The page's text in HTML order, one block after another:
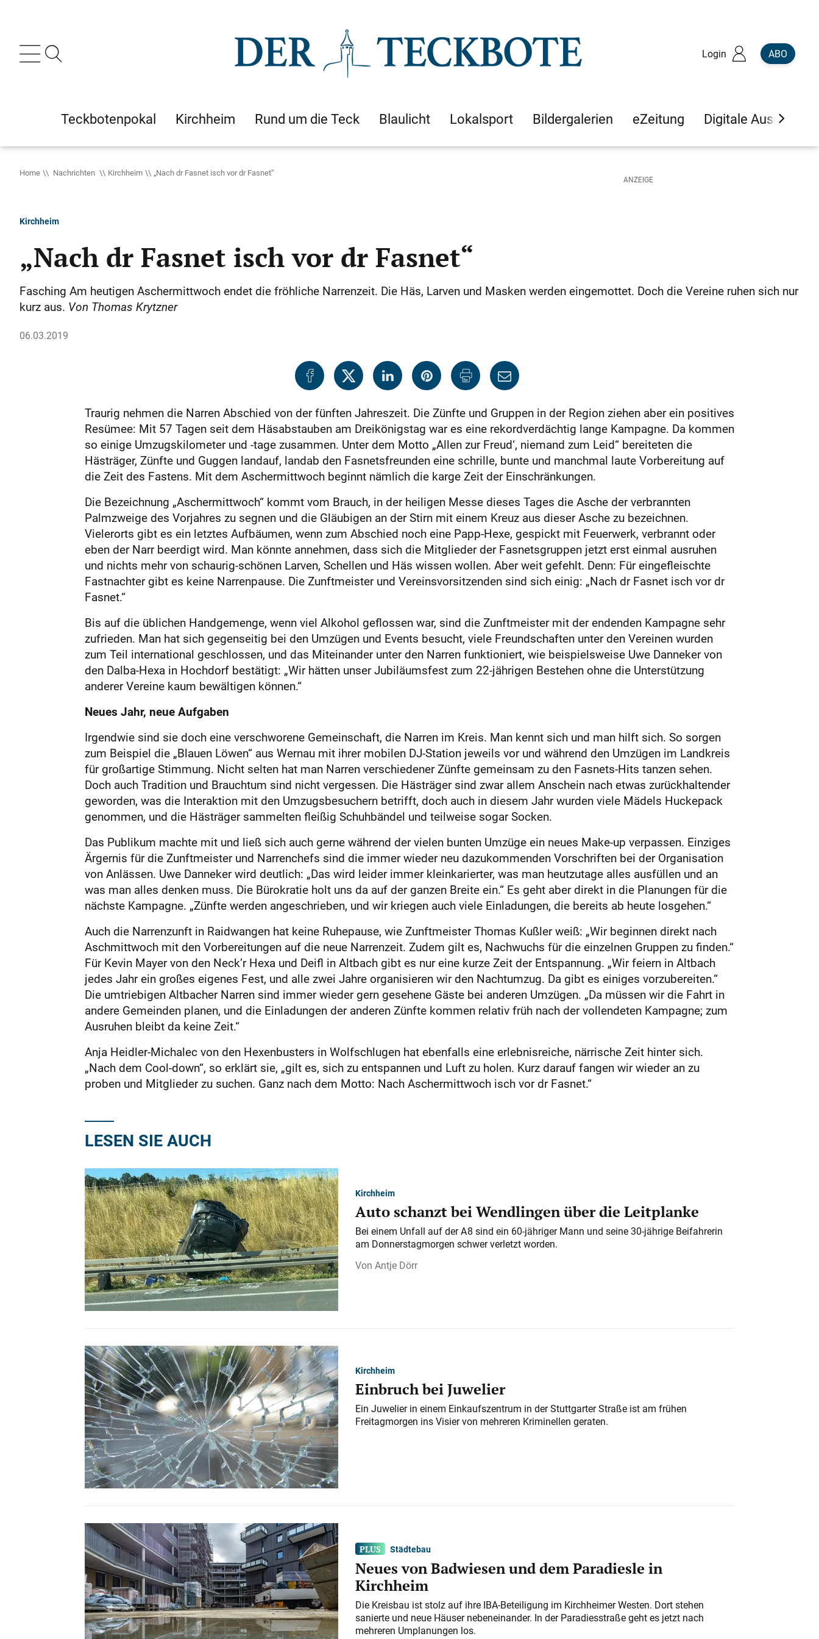
Login ABO
Teckbotenpokal Kirchheim Rund um die Teck Blaulicht Lokalsport Bildergalerien eZeitung Digitale Ausgaben
Home Nachrichten Kirchheim „Nach dr Fasnet isch vor dr Fasnet“
Kirchheim
„Nach dr Fasnet isch vor dr Fasnet“
Fasching Am heutigen Aschermittwoch endet die fröhliche Narrenzeit. Die Häs, Larven und Masken werden eingemottet. Doch die Vereine ruhen sich nur
kurz aus. Von Thomas Krytzner
06.03.2019
Traurig nehmen die Narren Abschied von der fünften Jahreszeit. Die Zünfte und Gruppen in der Region ziehen aber ein positives
Resümee: Mit 57 Tagen seit dem Häsabstauben am Dreikönigstag war es eine rekordverdächtig lange Kampagne. Da kommen
so einige Umzugskilometer und -tage zusammen. Unter dem Motto „Allen zur Freud‘, niemand zum Leid“ bereiteten die
Hästräger, Zünfte und Guggen landauf, landab den Fasnetsfreunden eine schrille, bunte und manchmal laute Vorbereitung auf
die Zeit des Fastens. Mit dem Aschermittwoch beginnt nämlich die karge Zeit der Einschränkungen.
Die Bezeichnung „Aschermittwoch“ kommt vom Brauch, in der heiligen Messe dieses Tages die Asche der verbrannten
Palmzweige des Vorjahres zu segnen und die Gläubigen an der Stirn mit einem Kreuz aus dieser Asche zu bezeichnen.
Vielerorts gibt es ein letztes Aufbäumen, wenn zum Abschied noch eine Papp-Hexe, gespickt mit Feuerwerk, verbrannt oder
eben der Narr beerdigt wird. Man könnte annehmen, dass sich die Mitglieder der Fasnetsgruppen jetzt erst einmal ausruhen
und nichts mehr von schaurig-schönen Larven, Schellen und Häs wissen wollen. Aber weit gefehlt. Denn: Für eingefleischte
Fastnachter gibt es keine Narrenpause. Die Zunftmeister und Vereinsvorsitzenden sind sich einig: „Nach dr Fasnet isch vor dr
Fasnet.“
Bis auf die üblichen Handgemenge, wenn viel Alkohol geflossen war, sind die Zunftmeister mit der endenden Kampagne sehr
zufrieden. Man hat sich gegenseitig bei den Umzügen und Events besucht, viele Freundschaften unter den Vereinen wurden
zum Teil international geschlossen, und das Miteinander unter den Narren funktioniert, wie beispielsweise Uwe Danneker von
den Dalba-Hexa in Hochdorf bestätigt: „Wir hätten unser Jubiläumsfest zum 22-jährigen Bestehen ohne die Unterstützung
anderer Vereine kaum bewältigen können.“
Neues Jahr, neue Aufgaben
Irgendwie sind sie doch eine verschworene Gemeinschaft, die Narren im Kreis. Man kennt sich und man hilft sich. So sorgen
zum Beispiel die „Blauen Löwen“ aus Wernau mit ihrer mobilen DJ-Station jeweils vor und während den Umzügen im Landkreis
für großartige Stimmung. Nicht selten hat man Narren verschiedener Zünfte gemeinsam zu den Fasnets-Hits tanzen sehen.
Doch auch Tradition und Brauchtum sind nicht vergessen. Die Hästräger sind zwar allem Anschein nach etwas zurückhaltender
geworden, was die Interaktion mit den Umzugsbesuchern betrifft, doch auch in diesem Jahr wurden viele Mädels Huckepack
genommen, und die Hästräger sammelten fleißig Schuhbändel und teilweise sogar Socken.
Das Publikum machte mit und ließ sich auch gerne während der vielen bunten Umzüge ein neues Make-up verpassen. Einziges
Ärgernis für die Zunftmeister und Narrenchefs sind die immer wieder neu dazukommenden Vorschriften bei der Organisation
von Anlässen. Uwe Danneker wird deutlich: „Das wird leider immer kleinkarierter, was man heutzutage alles ausfüllen und an
was man alles denken muss. Die Bürokratie holt uns da auf der ganzen Breite ein.“ Es geht aber direkt in die Planungen für die
nächste Kampagne. „Zünfte werden angeschrieben, und wir kriegen auch viele Einladungen, die bereits ab heute losgehen.“
Auch die Narrenzunft in Raidwangen hat keine Ruhepause, wie Zunftmeister Thomas Kußler weiß: „Wir beginnen direkt nach
Aschmittwoch mit den Vorbereitungen auf die neue Narrenzeit. Zudem gilt es, Nachwuchs für die einzelnen Gruppen zu finden.“
Für Kevin Mayer von den Neck’r Hexa und Deifl in Altbach gibt es nur eine kurze Zeit der Entspannung. „Wir feiern in Altbach
jedes Jahr ein großes eigenes Fest, und alle zwei Jahre organisieren wir den Nachtumzug. Da gibt es einiges vorzubereiten.“
Die umtriebigen Altbacher Narren sind immer wieder gern gesehene Gäste bei anderen Umzügen. „Da müssen wir die Fahrt in
andere Gemeinden planen, und die Einladungen der anderen Zünfte kommen relativ früh nach der vollendeten Kampagne; zum
Ausruhen bleibt da keine Zeit.“
Anja Heidler-Michalec von den Hexenbusters in Wolfschlugen hat ebenfalls eine erlebnisreiche, närrische Zeit hinter sich.
„Nach dem Cool-down“, so erklärt sie, „gilt es, sich zu entspannen und Luft zu holen. Kurz darauf fangen wir wieder an zu
proben und Mitglieder zu suchen. Ganz nach dem Motto: Nach Aschermittwoch isch vor dr Fasnet.“
LESEN SIE AUCH
Kirchheim
Auto schanzt bei Wendlingen über die Leitplanke
Bei einem Unfall auf der A 8 sind ein 60-jähriger Mann und seine 30-jährige Beifahrerin
am Donnerstagmorgen schwer verletzt worden.
Antje Dörr
Kirchheim
Einbruch bei Juwelier
Ein Juwelier in einem Einkaufszentrum in der Stuttgarter Straße ist am frühen
Freitagmorgen ins Visier von mehreren Kriminellen geraten.
Städtebau
Neues von Badwiesen und dem Paradiesle in
Kirchheim
Die Kreisbau ist stolz auf ihre IBA-Beteiligung im Kirchheimer Westen. Dort stehen
sanierte und neue Häuser nebeneinander. In der Paradiesstraße geht es jetzt nach
mehreren Umplanungen los.